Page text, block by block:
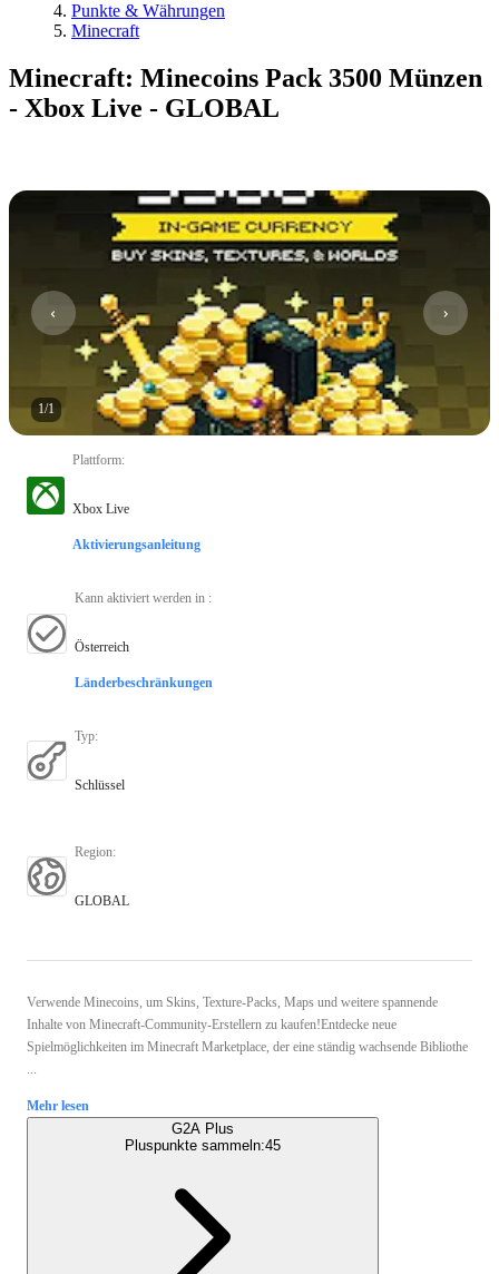
Punkte & Währungen
Minecraft
Minecraft: Minecoins Pack 3500 Münzen
- Xbox Live - GLOBAL
1/1
Plattform:
Xbox Live
Aktivierungsanleitung
Kann aktiviert werden in :
Österreich
Länderbeschränkungen
Typ:
Schlüssel
Region:
GLOBAL
Verwende Minecoins, um Skins, Texture-Packs, Maps und weitere spannende
Inhalte von Minecraft-Community-Erstellern zu kaufen!Entdecke neue
Spielmöglichkeiten im Minecraft Marketplace, der eine ständig wachsende Bibliothe
...
Mehr lesen
G2A Plus
Pluspunkte sammeln:45